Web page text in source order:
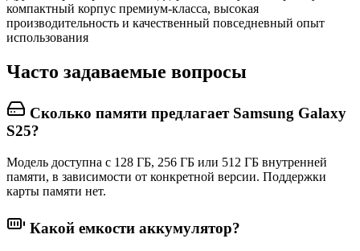
компактный корпус премиум-класса, высокая
производительность и качественный повседневный опыт
использования
Часто задаваемые вопросы
Сколько памяти предлагает Samsung Galaxy
S25?
Модель доступна с 128 ГБ, 256 ГБ или 512 ГБ внутренней
памяти, в зависимости от конкретной версии. Поддержки
карты памяти нет.
Какой емкости аккумулятор?